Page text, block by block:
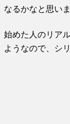
なるかなと思いま
始めた人のリア
ようなので、シ